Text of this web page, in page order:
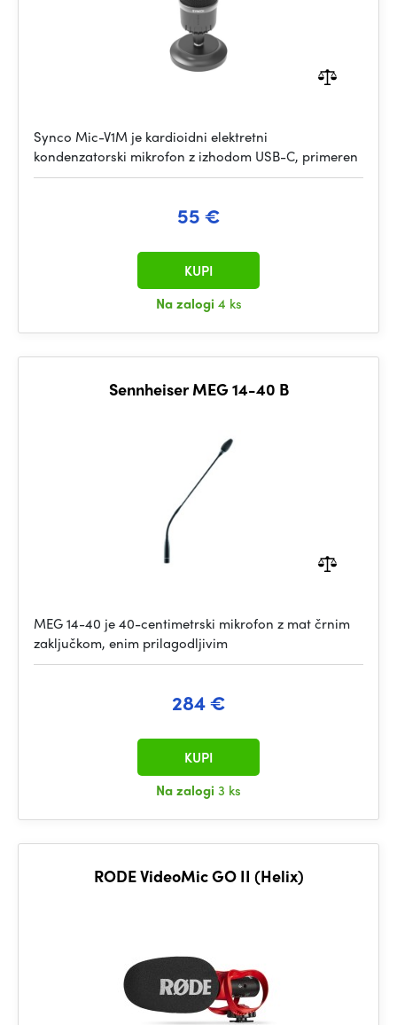
Synco Mic-V1M je kardioidni elektretni
kondenzatorski mikrofon z izhodom USB-C, primeren
55 €
Na zalogi 4 ks
KUPI
Sennheiser MEG 14-40 B
MEG 14-40 je 40-centimetrski mikrofon z mat črnim
zaključkom, enim prilagodljivim
284 €
Na zalogi 3 ks
KUPI
RODE VideoMic GO II (Helix)